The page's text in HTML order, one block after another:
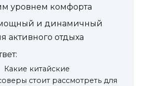
уровнем комфорта
мощный и динамичный
активного отдыха
Какие китайские
стоит рассмотреть для